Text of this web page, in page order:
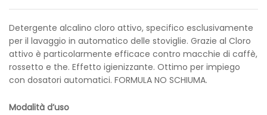
Detergente alcalino cloro attivo, specifico esclusivamente
per il lavaggio in automatico delle stoviglie. Grazie al Cloro
attivo è particolarmente efficace contro macchie di caffè,
rossetto e the. Effetto igienizzante. Ottimo per impiego
con dosatori automatici. FORMULA NO SCHIUMA.
Modalità d’uso